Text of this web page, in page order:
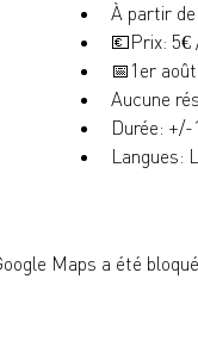
À partir
💶Prix: 5€
📅 1er
Aucune
Durée: +/-
Langues:
Maps a été